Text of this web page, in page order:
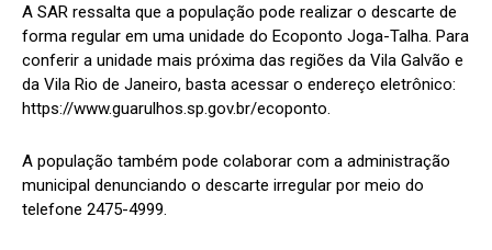
A SAR ressalta que a população pode realizar o descarte de
forma regular em uma unidade do Ecoponto Joga-Talha. Para
conferir a unidade mais próxima das regiões da Vila Galvão e
da Vila Rio de Janeiro, basta acessar o endereço eletrônico:
https://www.guarulhos.sp.gov.br/ecoponto.
A população também pode colaborar com a administração
municipal denunciando o descarte irregular por meio do
telefone 2475-4999.